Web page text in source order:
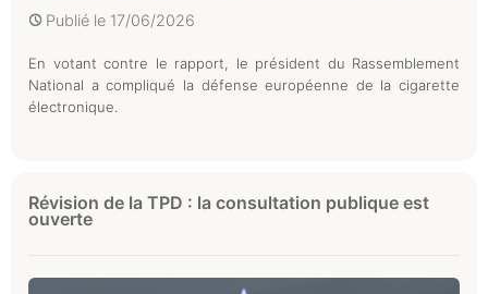
Publié le 17/06/2026
En votant contre le rapport, le président du Rassemblement
National a compliqué la défense européenne de la cigarette
électronique.
Révision de la TPD : la consultation publique est
ouverte